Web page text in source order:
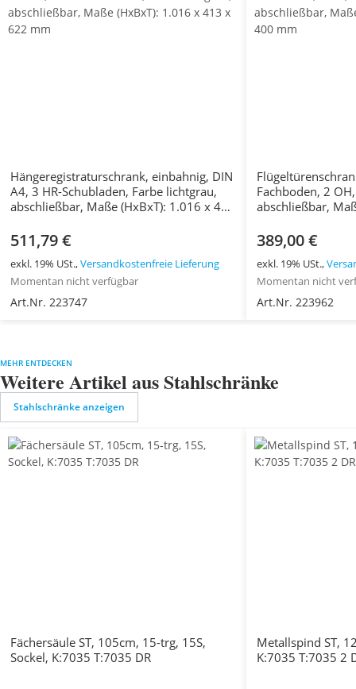
Hängeregistraturschrank, einbahnig, DIN
A4, 3 HR-Schubladen, Farbe lichtgrau,
abschließbar, Maße (HxBxT): 1.016 x 413
511,79 €
exkl. 19% USt.,Versandkostenfreie Lieferung
Momentan nicht verfügbar
Art.Nr. 223747
Fachboden, 2
abschließbar,
389,00 €
exkl. 19% USt.,
Momentan nicht
Art.Nr. 223962
MEHR ENTDECKEN
Weitere Artikel aus Stahlschränke
Stahlschränke anzeigen
Fächersäule ST, 105cm, 15-trg, 15S,
Sockel, K:7035 T:7035 DR
Metallspind ST,
K:7035 T:7035 2